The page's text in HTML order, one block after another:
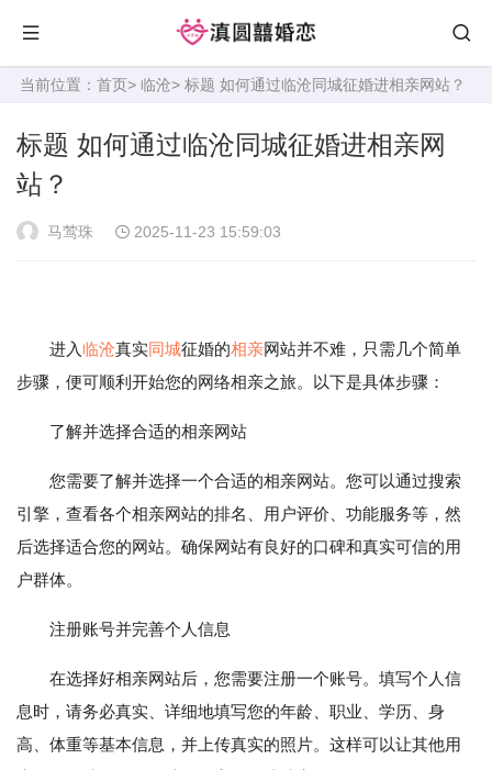
当前位置： 首页> 临沧> 标题 如何通过临沧同城征婚进相亲网站？
标题 如何通过临沧同城征婚进相亲网
站？
马莺珠 2025-11-23 15:59:03
进入临沧真实同城征婚的相亲网站并不难，只需几个简单
步骤，便可顺利开始您的网络相亲之旅。以下是具体步骤：
了解并选择合适的相亲网站
您需要了解并选择一个合适的相亲网站。您可以通过搜索
引擎，查看各个相亲网站的排名、用户评价、功能服务等，然
后选择适合您的网站。确保网站有良好的口碑和真实可信的用
户群体。
注册账号并完善个人信息
在选择好相亲网站后，您需要注册一个账号。填写个人信
息时，请务必真实、详细地填写您的年龄、职业、学历、身
高、体重等基本信息，并上传真实的照片。这样可以让其他用